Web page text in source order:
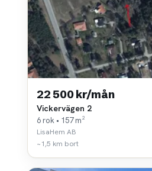
22 500 kr/mån
Vickervägen 2
6 rok • 157 m²
LisaHem AB
~1,5 km bort